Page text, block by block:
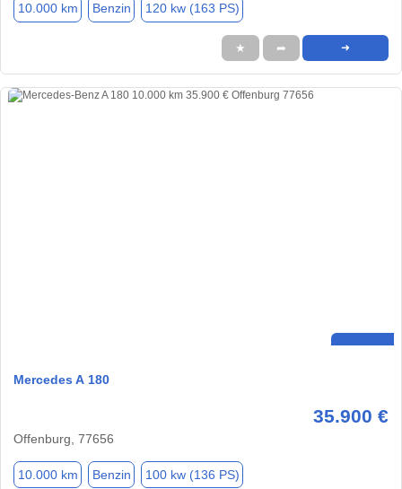
10.000 km Benzin 120 kw (163 PS)
★ ➦ ➜
Mercedes A 180
35.900 €
Offenburg, 77656
10.000 km Benzin 100 kw (136 PS)